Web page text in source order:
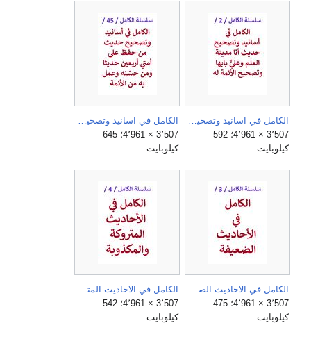
3٬507 × 4٬961؛ 592
كيلوبايت
3٬507 × 4٬961؛ 645
كيلوبايت
الكامل في الاحاديث الضعيفة.jpg
3٬507 × 4٬961؛ 475
كيلوبايت
الكامل في الاحاديث المتروكة والمكذوبة.jpg
3٬507 × 4٬961؛ 542
كيلوبايت